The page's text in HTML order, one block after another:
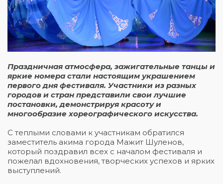
Праздничная атмосфера, зажигательные танцы и
яркие номера стали настоящим украшением
первого дня фестиваля. Участники из разных
городов и стран представили свои лучшие
постановки, демонстрируя красоту и
многообразие хореографического искусства.
С теплыми словами к участникам обратился
заместитель акима города Мажит Шуленов,
который поздравил всех с началом фестиваля и
пожелал вдохновения, творческих успехов и ярких
выступлений.